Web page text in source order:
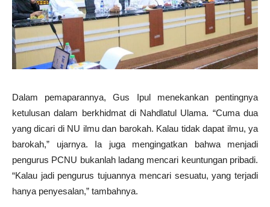
Dalam pemaparannya, Gus Ipul menekankan pentingnya
ketulusan dalam berkhidmat di Nahdlatul Ulama. “Cuma dua
yang dicari di NU ilmu dan barokah. Kalau tidak dapat ilmu, ya
barokah,” ujarnya. Ia juga mengingatkan bahwa menjadi
pengurus PCNU bukanlah ladang mencari keuntungan pribadi.
“Kalau jadi pengurus tujuannya mencari sesuatu, yang terjadi
hanya penyesalan,” tambahnya.